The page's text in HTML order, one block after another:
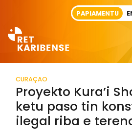
PAPIAMENTU
CURAÇAO
Proyekto Kura’i
ketu paso tin
ilegal riba e